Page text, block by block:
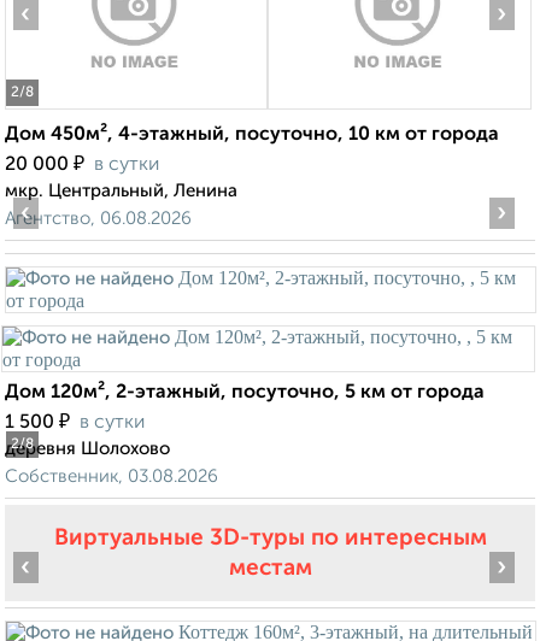
2/8
‹ ›
Дом 450м², 4-этажный, посуточно, 10 км от города
20 000 ₽ в сутки
мкр. Центральный, Ленина
Агентство, 06.08.2026
2/8
‹ ›
Дом 120м², 2-этажный, посуточно, 5 км от города
1 500 ₽ в сутки
деревня Шолохово
Собственник, 03.08.2026
Виртуальные 3D-туры по интересным
местам
‹ ›